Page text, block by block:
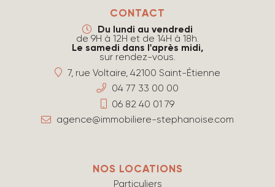
CONTACT
Du lundi au vendredi
de 9H à 12H et de 14H à 18h.
Le samedi dans l'après midi,
sur rendez-vous.
7, rue Voltaire, 42100 Saint-Étienne
04 77 33 00 00
06 82 40 01 79
agence@immobiliere-stephanoise.com
NOS LOCATIONS
Particuliers